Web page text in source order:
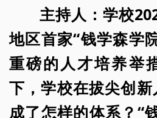
主持人：学校
地区首家“钱学森学
重磅的人才培养举
下，学校在拔尖创
成了怎样的体系？“